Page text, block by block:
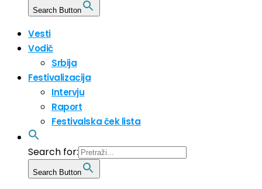
Search Button
Vesti
Vodič
Srbija
Festivalizacija
Intervju
Raport
Festivalska ček lista
Search for:
Search Button